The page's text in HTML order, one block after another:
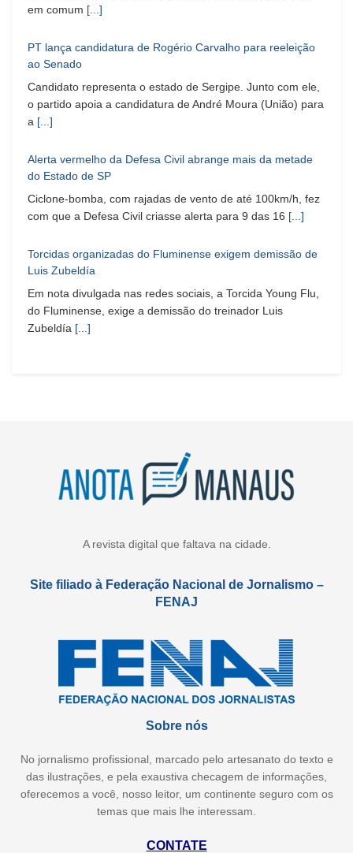
em comum [...]
PT lança candidatura de Rogério Carvalho para reeleição
ao Senado
Candidato representa o estado de Sergipe. Junto com ele,
o partido apoia a candidatura de André Moura (União) para
a [...]
Alerta vermelho da Defesa Civil abrange mais da metade
do Estado de SP
Ciclone-bomba, com rajadas de vento de até 100km/h, fez
com que a Defesa Civil criasse alerta para 9 das 16 [...]
Torcidas organizadas do Fluminense exigem demissão de
Luis Zubeldía
Em nota divulgada nas redes sociais, a Torcida Young Flu,
do Fluminense, exige a demissão do treinador Luis
Zubeldía [...]
A revista digital que faltava na cidade.
Site filiado à Federação Nacional de Jornalismo –
FENAJ
Sobre nós
No jornalismo profissional, marcado pelo artesanato do texto e
das ilustrações, e pela exaustiva checagem de informações,
oferecemos a você, nosso leitor, um continente seguro com os
temas que mais lhe interessam.
CONTATE